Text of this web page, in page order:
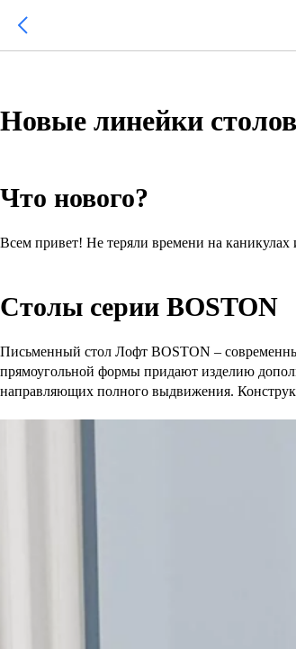
Новые линейки
Что нового?
Всем привет! Не теряли времени на
Столы серии BOSTON
Письменный стол Лофт BOSTON –
прямоугольной формы придают изделию
направляющих полного выдвижения.